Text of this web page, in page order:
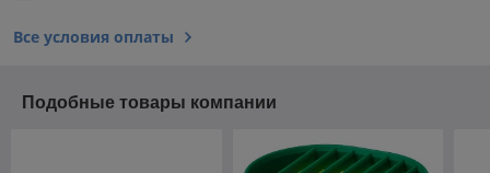
Все условия оплаты
Подобные товары компании